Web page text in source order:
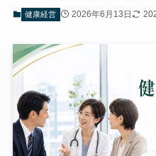
健康経営 2026年6月13日